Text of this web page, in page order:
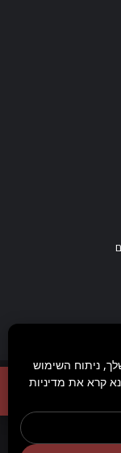
באתר זה תחליף להוועצות עם
בעלון לצרכן לפני
ואופן השימוש,
ניתוח השימוש
קרא את מדיניות